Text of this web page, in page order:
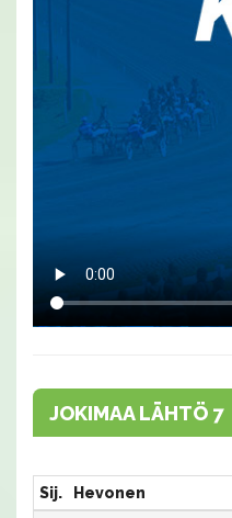
JOKIMAA LÄHTÖ 7
Sij. Hevonen